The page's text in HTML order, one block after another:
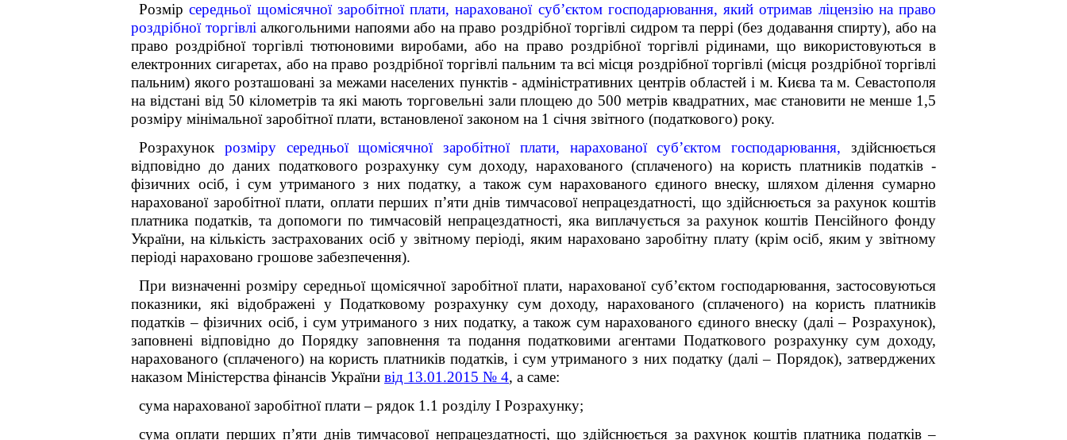
Розмірсередньої щомісячної заробітної плати, нарахованої суб’єктом господарювання, який отримав ліцензію на право
роздрібної торгівлі алкогольними напоями або на право роздрібної торгівлі сидром та перрі (без додавання спирту), або на
право роздрібної торгівлі тютюновими виробами, або на право роздрібної торгівлі рідинами, що використовуються в
електронних сигаретах, або на право роздрібної торгівлі пальним та всі місця роздрібної торгівлі (місця роздрібної торгівлі
пальним) якого розташовані за межами населених пунктів - адміністративних центрів областей і м. Києва та м. Севастополя
на відстані від 50 кілометрів та які мають торговельні зали площею до 500 метрів квадратних, має становити не менше 1,5
розміру мінімальної заробітної плати, встановленої законом на 1 січня звітного (податкового) року.
Розрахунок розміру середньої щомісячної заробітної плати, нарахованої суб’єктом господарювання, здійснюється
відповідно до даних податкового розрахунку сум доходу, нарахованого (сплаченого) на користь платників податків -
фізичних осіб, і сум утриманого з них податку, а також сум нарахованого єдиного внеску, шляхом ділення сумарно
нарахованої заробітної плати, оплати перших п’яти днів тимчасової непрацездатності, що здійснюється за рахунок коштів
платника податків, та допомоги по тимчасовій непрацездатності, яка виплачується за рахунок коштів Пенсійного фонду
України, на кількість застрахованих осіб у звітному періоді, яким нараховано заробітну плату (крім осіб, яким у звітному
періоді нараховано грошове забезпечення).
При визначенні розміру середньої щомісячної заробітної плати, нарахованої суб’єктом господарювання, застосовуються
показники, які відображені у Податковому розрахунку сум доходу, нарахованого (сплаченого) на користь платників
податків – фізичних осіб, і сум утриманого з них податку, а також сум нарахованого єдиного внеску (далі – Розрахунок),
заповнені відповідно до Порядку заповнення та подання податковими агентами Податкового розрахунку сум доходу,
нарахованого (сплаченого) на користь платників податків, і сум утриманого з них податку (далі – Порядок), затверджених
наказом Міністерства фінансів України від 13.01.2015 № 4, а саме:
сума нарахованої заробітної плати – рядок 1.1 розділу І Розрахунку;
сума оплати перших п’яти днів тимчасової непрацездатності, що здійснюється за рахунок коштів платника податків –